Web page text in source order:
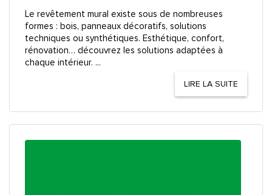
Le revêtement mural existe sous de nombreuses
formes : bois, panneaux décoratifs, solutions
techniques ou synthétiques. Esthétique, confort,
rénovation… découvrez les solutions adaptées à
chaque intérieur. ...
LIRE LA SUITE